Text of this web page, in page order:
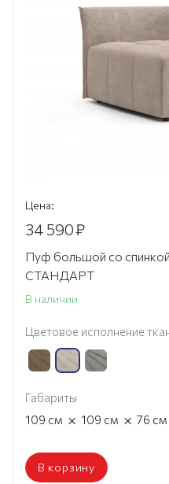
Цена:
34 590₽
Пуф большой со
СТАНДАРТ
В наличии
Цветовое исполнение
Габариты
109 см × 109 см × 76 см
В корзину